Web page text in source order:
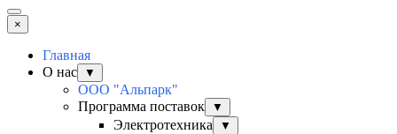
×
Главная
О нас
▼
ООО "Альпарк"
Программа поставок
▼
Электротехника ▼